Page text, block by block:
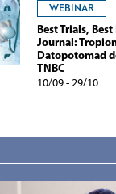
WEBINAR
Best Trials,
Journal:
Datopotomad
TNBC
10/09 - 29/10